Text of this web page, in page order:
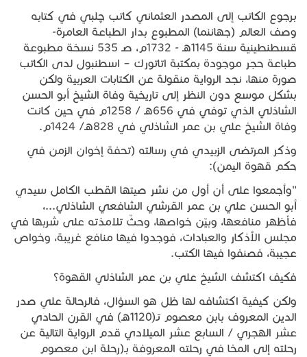
برجوع الكاتب إلى المصدر العثماني كاتب چلبي في كتابه
وصف العالم (جهاننما) المطبوع بدار الطباعة العامرة-
قسطنطينية سنة 1145هـ - 1732م، صـ 535 نسخة مطبوعة
طباعة حجر موجودة بمكتبة اتاتورك – اسطنبول لدى الكاتب
صورة منها، نجد الرواية منقولة عن الكتابات العربية ولكن
بشكل موسع دون النظر إلى تاريخية وفاة الشيخ أبو الحسن
الشاذلي الذي توفي في 656هـ / 1258م في حين كانت
وفاة الشيخ علي بن عمر الشاذلي في 828هـ/ 1424م.
وذكر المرتضى الزبيدي في رسالته (تحفة إخوان الزمن في
حكم قهوة اليمن):
"وأجمعوا على أن أول من نشر صيتها القطب الكامل سيدي
أبو الحسن علي بن عمر القرشي الشافعي الشاذلي...،
فأظهر منافعها، وبيّن خواصها، وحثّ تلامذته على شربها في
مجلس الأذكار والعبادات، فوجدوا فيها منافع غريبة، وخواص
عجيبة، فصنفوا فيها الكتب.
فكيف اكتشف الشيخ علي بن عمر الشاذلي القهوة؟
ولكن كيفية اكتشافه لها ظل هو السؤال، فالرحالة علي صدر
الدين المعروف بابن معصوم تـ(1120هـ) في القرن الحادي
عشر الهجري / السابع عشر الميلادي قدم الرواية التالية عن
رحلته إلى المخا في رحلته المعروفة بـ(رحلة ابن معصوم